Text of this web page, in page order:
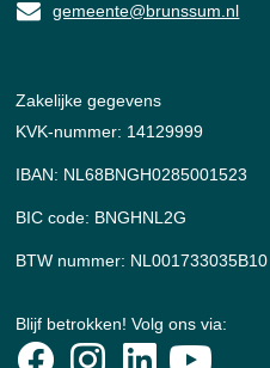
gemeente@brunssum.nl
Zakelijke gegevens
KVK-nummer: 14129999
IBAN: NL68BNGH0285001523
BIC code: BNGHNL2G
BTW nummer: NL001733035B10
Blijf betrokken! Volg ons via: